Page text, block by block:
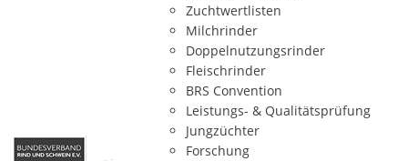
Zuchtwertlisten
Milchrinder
Doppelnutzungsrinder
Fleischrinder
BRS Convention
Leistungs- & Qualitätsprüfung
Jungzüchter
Forschung